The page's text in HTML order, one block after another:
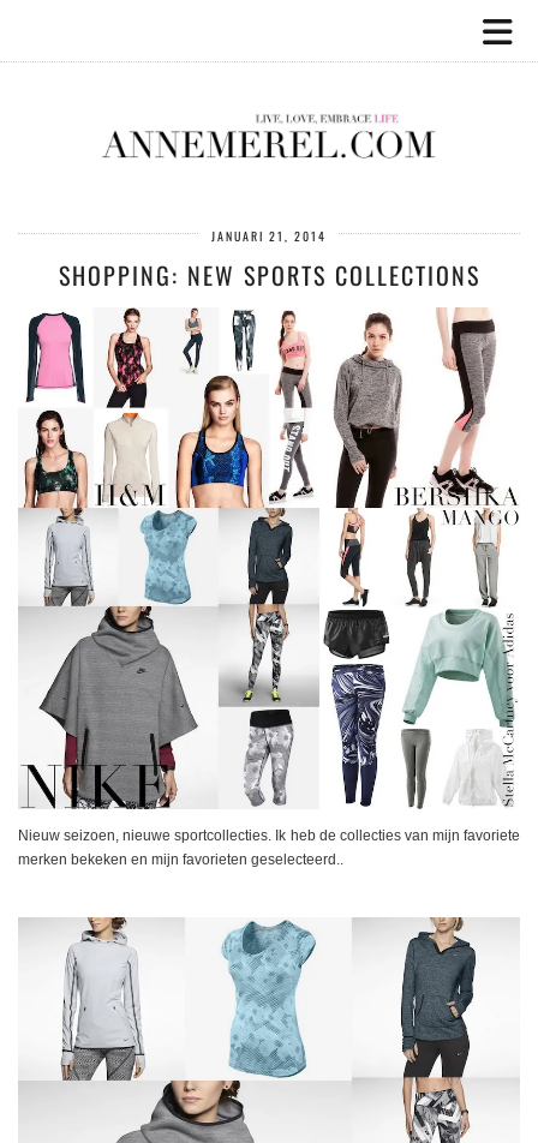
JANUARI 21, 2014
SHOPPING: NEW SPORTS COLLECTIONS
Nieuw seizoen, nieuwe sportcollecties. Ik heb de collecties van mijn favoriete
merken bekeken en mijn favorieten geselecteerd..